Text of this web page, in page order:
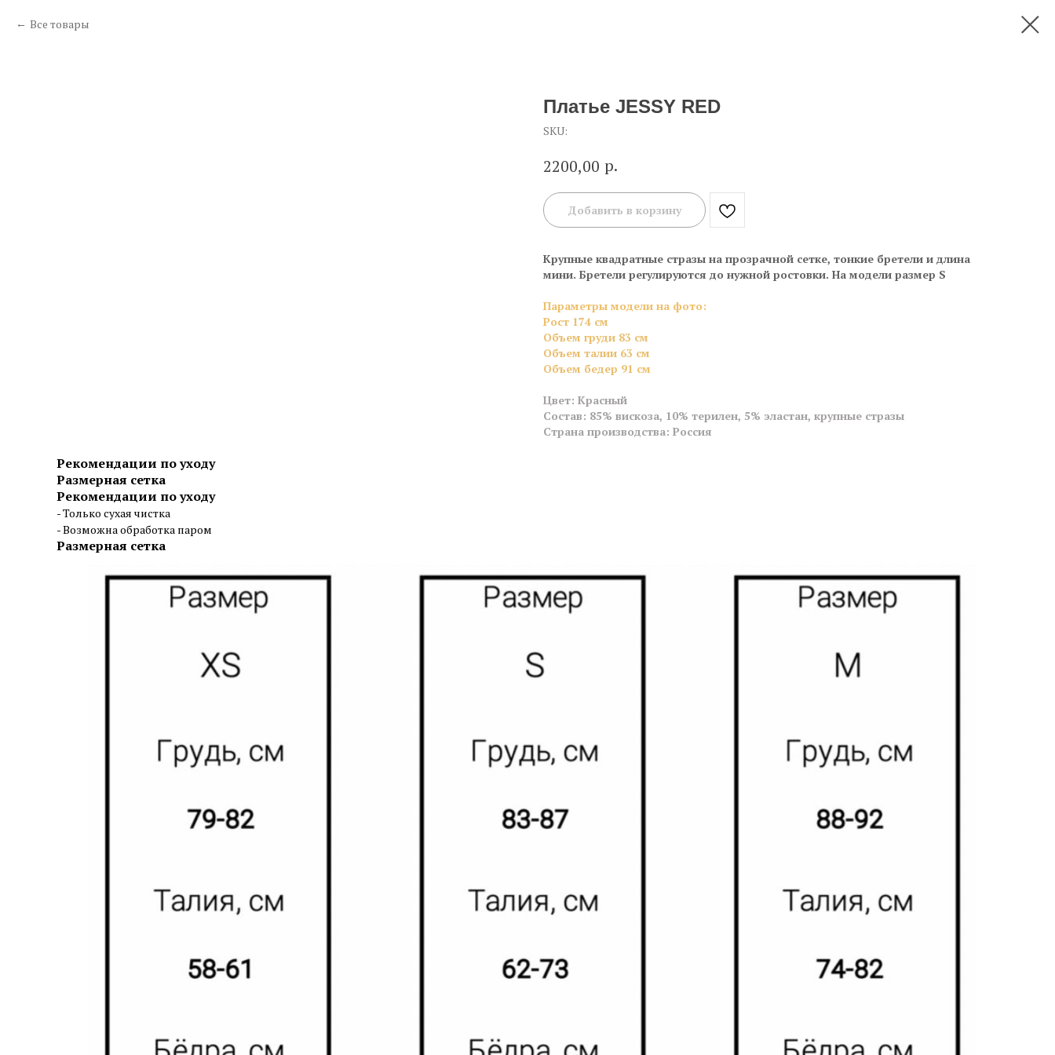
Все товары
Платье JESSY RED
SKU:
2200,00 р.
Добавить в корзину
Крупные квадратные стразы на прозрачной сетке, тонкие бретели и длина
мини. Бретели регулируются до нужной ростовки. На модели размер S
Параметры модели на фото:
Рост 174 см
Объем груди 83 см
Объем талии 63 см
Объем бедер 91 см
Цвет: Красный
Состав: 85% вискоза, 10% терилен, 5% эластан, крупные стразы
Страна производства: Россия
Рекомендации по уходу
Размерная сетка
Рекомендации по уходу
- Только сухая чистка
- Возможна обработка паром
Размерная сетка